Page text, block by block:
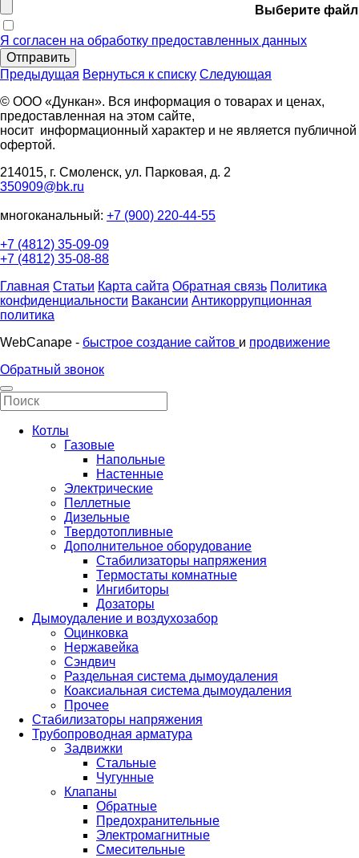
Выберите файл
Я согласен на обработку предоставленных данных
Отправить
Предыдущая Вернуться к списку Следующая
© ООО «Дункан». Вся информация о товарах и ценах,
предоставленная на этом сайте,
носит информационный характер и не является публичной
офертой.
214015, г. Смоленск, ул. Парковая, д. 2
350909@bk.ru
многоканальный: +7 (900) 220-44-55
+7 (4812) 35-09-09
+7 (4812) 35-08-88
Главная Статьи Карта сайта Обратная связь Политика
конфиденциальности Вакансии Антикоррупционная
политика
WebCanape - быстрое создание сайтов и продвижение
Обратный звонок
Котлы
Газовые
Напольные
Настенные
Электрические
Пеллетные
Дизельные
Твердотопливные
Дополнительное оборудование
Стабилизаторы напряжения
Термостаты комнатные
Ингибиторы
Дозаторы
Дымоудаление и воздухозабор
Оцинковка
Нержавейка
Сэндвич
Раздельная система дымоудаления
Коаксиальная система дымоудаления
Прочее
Стабилизаторы напряжения
Трубопроводная арматура
Задвижки
Стальные
Чугунные
Клапаны
Обратные
Предохранительные
Электромагнитные
Смесительные